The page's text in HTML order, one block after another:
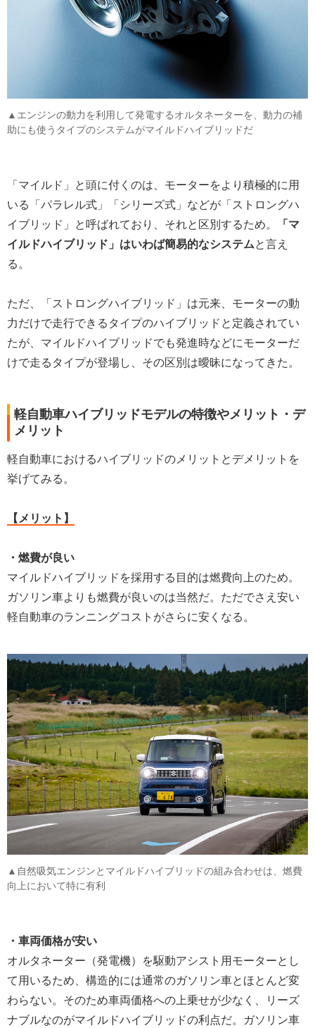
▲エンジンの動力を利用して発電するオルタネーターを、動力の補
助にも使うタイプのシステムがマイルドハイブリッドだ
「マイルド」と頭に付くのは、モーターをより積極的に用
いる「パラレル式」「シリーズ式」などが「ストロングハ
イブリッド」と呼ばれており、それと区別するため。
「マ
イルドハイブリッド」はいわば簡易的なシステムと言え
る。
ただ、「ストロングハイブリッド」は元来、モーターの動
力だけで走行できるタイプのハイブリッドと定義されてい
たが、マイルドハイブリッドでも発進時などにモーターだ
けで走るタイプが登場し、その区別は曖昧になってきた。
軽自動車ハイブリッドモデルの特徴やメリット・デ
メリット
軽自動車におけるハイブリッドのメリットとデメリットを
挙げてみる。
【メリット】
・燃費が良い
マイルドハイブリッドを採用する目的は燃費向上のため。
ガソリン車よりも燃費が良いのは当然だ。ただでさえ安い
軽自動車のランニングコストがさらに安くなる。
▲自然吸気エンジンとマイルドハイブリッドの組み合わせは、燃費
向上において特に有利
・車両価格が安い
オルタネーター（発電機）を駆動アシスト用モーターとし
て用いるため、構造的には通常のガソリン車とほとんど変
わらない。そのため車両価格への上乗せが少なく、リーズ
ナブルなのがマイルドハイブリッドの利点だ。ガソリン車